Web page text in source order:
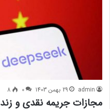
admin 29 بهمن 1403 0
8
مجازات جریمه نقدی و